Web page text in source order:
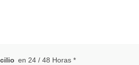
en 24 / 48 Horas *